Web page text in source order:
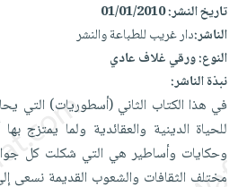
على
Android
تحميل
iKitab
على
Apple
على
Apple
جوائزالعناية
الشخصية
العناية
وتصفيف
الشعر
العناية
بالجسم
والسفرة
جديد
الكل
أواني
الطهي
أدوات
متجر
الهدايا
أقسام
تاريخ النشر:01/01/2010
الناشر:دار غريب للطباعة والنشر
النوع:ورقي غلاف عادي
نبذة الناشر:
في هذا الكتاب الثاني (أسطوريات) التي
للحياة الدينية والعقائدية ولما يمتزج
وحكايات وأساطير هي التي شكلت كل
مختلف الثقافات والشعوب القديمة نسعى